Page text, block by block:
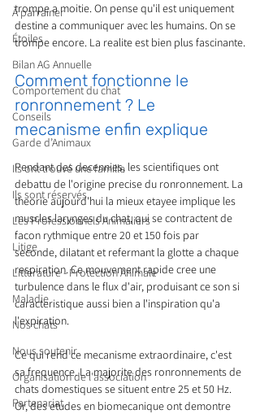
À parrainer
Étoiles
Bilan AG Annuelle
Comportement du chat
Conseils
Garde d’Animaux
Ils ont trouvé une famille
Ils sont réservés
Les Professionnels Animaliers
Litige
Littérature - Protection Animale
Maladie
Nos chats
Nous soutenir
Organisation de l'association
Partenariat
trompe a moitie. On pense qu'il est uniquement
destine a communiquer avec les humains. On se
trompe encore. La realite est bien plus fascinante.
Comment fonctionne le
ronronnement ? Le
mecanisme enfin explique
Pendant des decennies, les scientifiques ont
debattu de l'origine precise du ronronnement. La
theorie aujourd'hui la mieux etayee implique les
muscles larynges du chat, qui se contractent de
facon rythmique entre 20 et 150 fois par
seconde, dilatant et refermant la glotte a chaque
respiration. Ce mouvement rapide cree une
turbulence dans le flux d'air, produisant ce son si
caracteristique aussi bien a l'inspiration qu'a
l'expiration.
Ce qui rend ce mecanisme extraordinaire, c'est
sa frequence. La majorite des ronronnements de
chats domestiques se situent entre 25 et 50 Hz.
Or, des etudes en biomecanique ont demontre